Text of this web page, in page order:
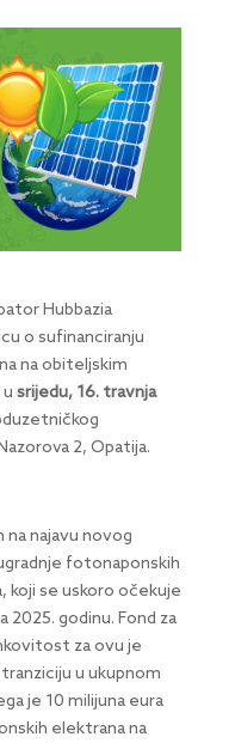
Hubbazia
o sufinanciranju
na obiteljskim
srijedu, 16. travnja
2, Opatija.​
na najavu novog
fotonaponskih
koji se uskoro očekuje
2025. godinu. Fond za
za ovu je
u ukupnom
je 10 milijuna eura
elektrana na